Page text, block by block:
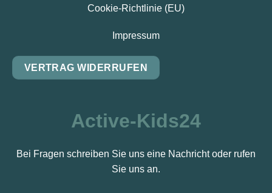
Cookie-Richtlinie (EU)
Impressum
VERTRAG WIDERRUFEN
Active-Kids24
Bei Fragen schreiben Sie uns eine Nachricht oder rufen
Sie uns an.